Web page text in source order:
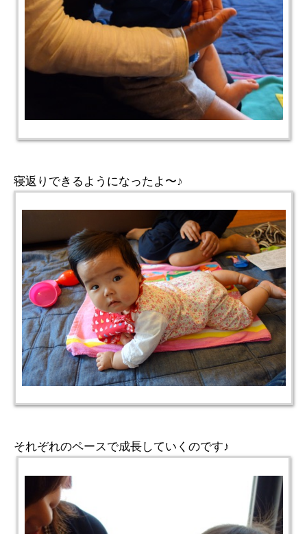
寝返りできるようになったよ〜♪
それぞれのペースで成長していくのです♪